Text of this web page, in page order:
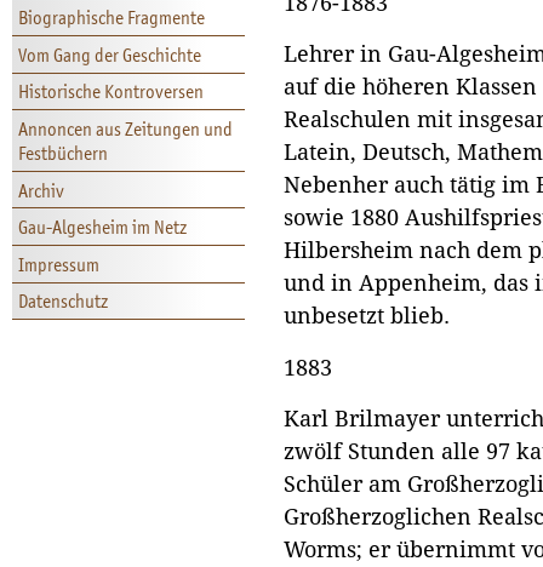
Biographische Fragmente
Vom Gang der Geschichte
Historische Kontroversen
Annoncen aus Zeitungen und
Festbüchern
Archiv
Gau-Algesheim im Netz
Impressum
Datenschutz
Lehrer in Gau-
auf die höheren
Realschulen mit
Latein, Deutsch,
Nebenher auch tätig im
sowie 1880
Hilbersheim nach dem
und in Appenheim, das
unbesetzt blieb.
1883
Karl Brilmayer
zwölf Stunden alle 97
Schüler am
Großherzoglichen
Worms; er übernimmt